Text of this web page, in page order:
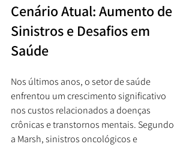
Cenário Atual: Aumento de
Sinistros e Desafios em
Saúde
Nos últimos anos, o setor de saúde
enfrentou um crescimento significativo
nos custos relacionados a doenças
crônicas e transtornos mentais. Segundo
a Marsh, sinistros oncológicos e